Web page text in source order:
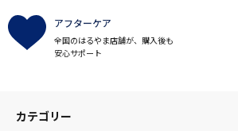
アフターケア
全国のはるやま店舗が、購入後も
安心サポート
カテゴリー